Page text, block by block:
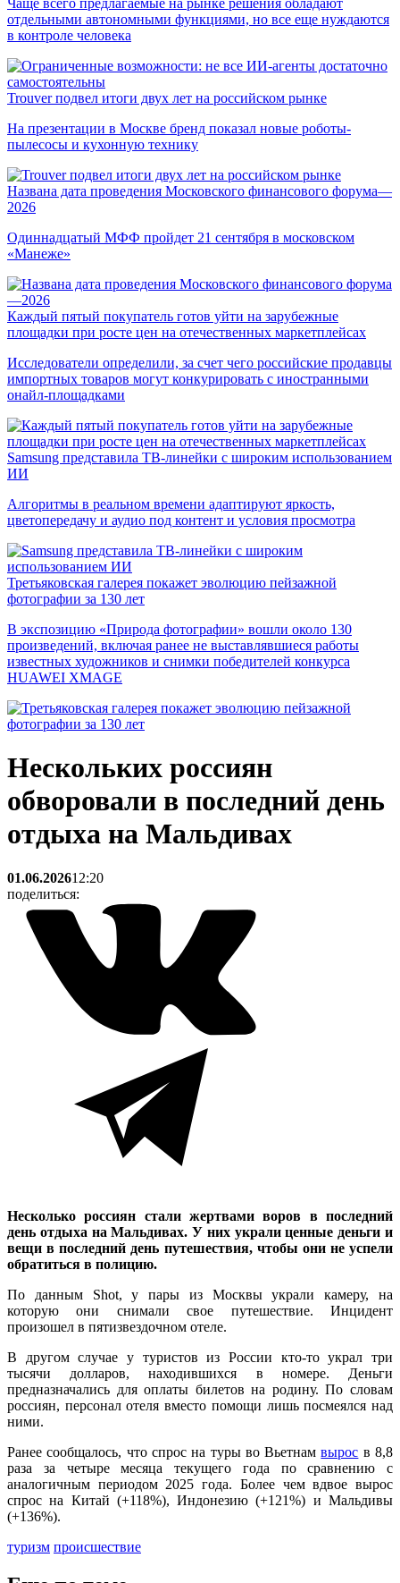
Чаще всего предлагаемые на рынке решения обладают
отдельными автономными функциями, но все еще нуждаются
в контроле человека
Trouver подвел итоги двух лет на российском рынке
На презентации в Москве бренд показал новые роботы-
пылесосы и кухонную технику
Названа дата проведения Московского финансового форума—
2026
Одиннадцатый МФФ пройдет 21 сентября в московском
«Манеже»
Каждый пятый покупатель готов уйти на зарубежные
площадки при росте цен на отечественных маркетплейсах
Исследователи определили, за счет чего российские продавцы
импортных товаров могут конкурировать с иностранными
онайл-площадками
Samsung представила ТВ-линейки с широким использованием
ИИ
Алгоритмы в реальном времени адаптируют яркость,
цветопередачу и аудио под контент и условия просмотра
Третьяковская галерея покажет эволюцию пейзажной
фотографии за 130 лет
В экспозицию «Природа фотографии» вошли около 130
произведений, включая ранее не выставлявшиеся работы
известных художников и снимки победителей конкурса
HUAWEI XMAGE
Нескольких россиян
обворовали в последний день
отдыха на Мальдивах
01.06.202612:20
поделиться:
Несколько россиян стали жертвами воров в последний
день отдыха на Мальдивах. У них украли ценные деньги и
вещи в последний день путешествия, чтобы они не успели
обратиться в полицию.
По данным Shot, у пары из Москвы украли камеру, на
которую они снимали свое путешествие. Инцидент
произошел в пятизвездочном отеле.
В другом случае у туристов из России кто-то украл три
тысячи долларов, находившихся в номере. Деньги
предназначались для оплаты билетов на родину. По словам
россиян, персонал отеля вместо помощи лишь посмеялся над
ними.
Ранее сообщалось, что спрос на туры во Вьетнамвырос в 8,8
раза за четыре месяца текущего года по сравнению с
аналогичным периодом 2025 года. Более чем вдвое вырос
спрос на Китай (+118%), Индонезию (+121%) и Мальдивы
(+136%).
туризм происшествие